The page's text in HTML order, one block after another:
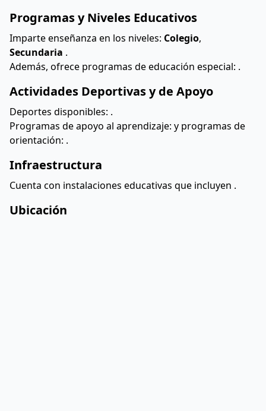
Programas y Niveles Educativos
Imparte enseñanza en los niveles: Colegio,
Secundaria .
Además, ofrece programas de educación especial: .
Actividades Deportivas y de Apoyo
Deportes disponibles: .
Programas de apoyo al aprendizaje: y programas de
orientación: .
Infraestructura
Cuenta con instalaciones educativas que incluyen .
Ubicación